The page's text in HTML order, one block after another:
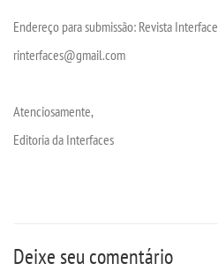
Endereço para submissão: Revista
rinterfaces@gmail.com
Atenciosamente,
Editoria da Interfaces
Deixe seu comentário